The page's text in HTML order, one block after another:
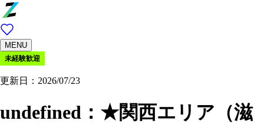
MENU
未経験歓迎
更新日：2026/07/23
undefined： ★関西エリア（滋